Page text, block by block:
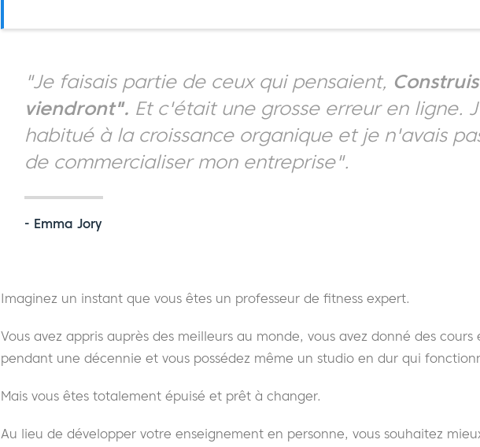
"Je faisais partie de ceux qui pensaient,
viendront". Et c'était une grosse erreur en ligne.
habitué à la croissance organique et je n'avais
de commercialiser mon entreprise".
- Emma Jory
Imaginez un instant que vous êtes un professeur de fitness expert.
Vous avez appris auprès des meilleurs au monde, vous avez donné des cours
pendant une décennie et vous possédez même un studio en dur qui
Mais vous êtes totalement épuisé et prêt à changer.
Au lieu de développer votre enseignement en personne, vous souhaitez